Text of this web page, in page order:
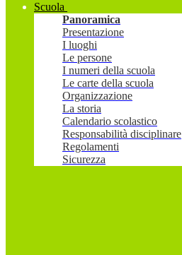
Scuola
Panoramica
Presentazione
I luoghi
Le persone
I numeri della scuola
Le carte della scuola
Organizzazione
La storia
Calendario scolastico
Responsabilità disciplinare
Regolamenti
Sicurezza